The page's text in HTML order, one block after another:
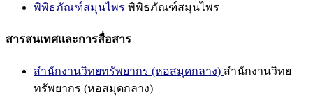
พิพิธภัณฑ์สมุนไพร พิพิธภัณฑ์สมุนไพร
สารสนเทศและการสื่อสาร
สำนักงานวิทยทรัพยากร (หอสมุดกลาง) สำนักงานวิทย
ทรัพยากร (หอสมุดกลาง)